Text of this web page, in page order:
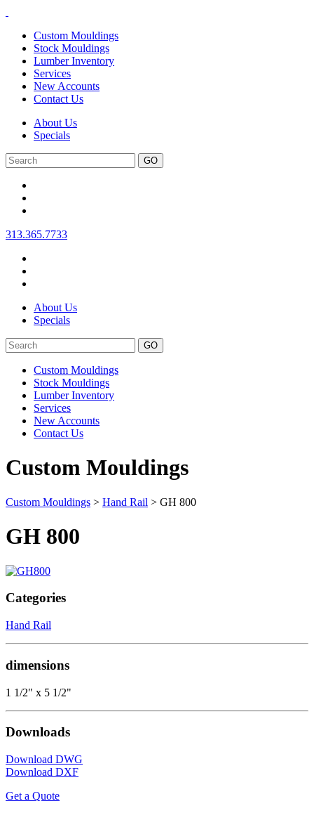
Custom Mouldings
Stock Mouldings
Lumber Inventory
Services
New Accounts
Contact Us
About Us
Specials
Search
313.365.7733
About Us
Specials
Search
Custom Mouldings
Stock Mouldings
Lumber Inventory
Services
New Accounts
Contact Us
Custom Mouldings
Custom Mouldings > Hand Rail > GH 800
GH 800
Categories
Hand Rail
dimensions
1 1/2" x 5 1/2"
Downloads
Download DWG
Download DXF
Get a Quote